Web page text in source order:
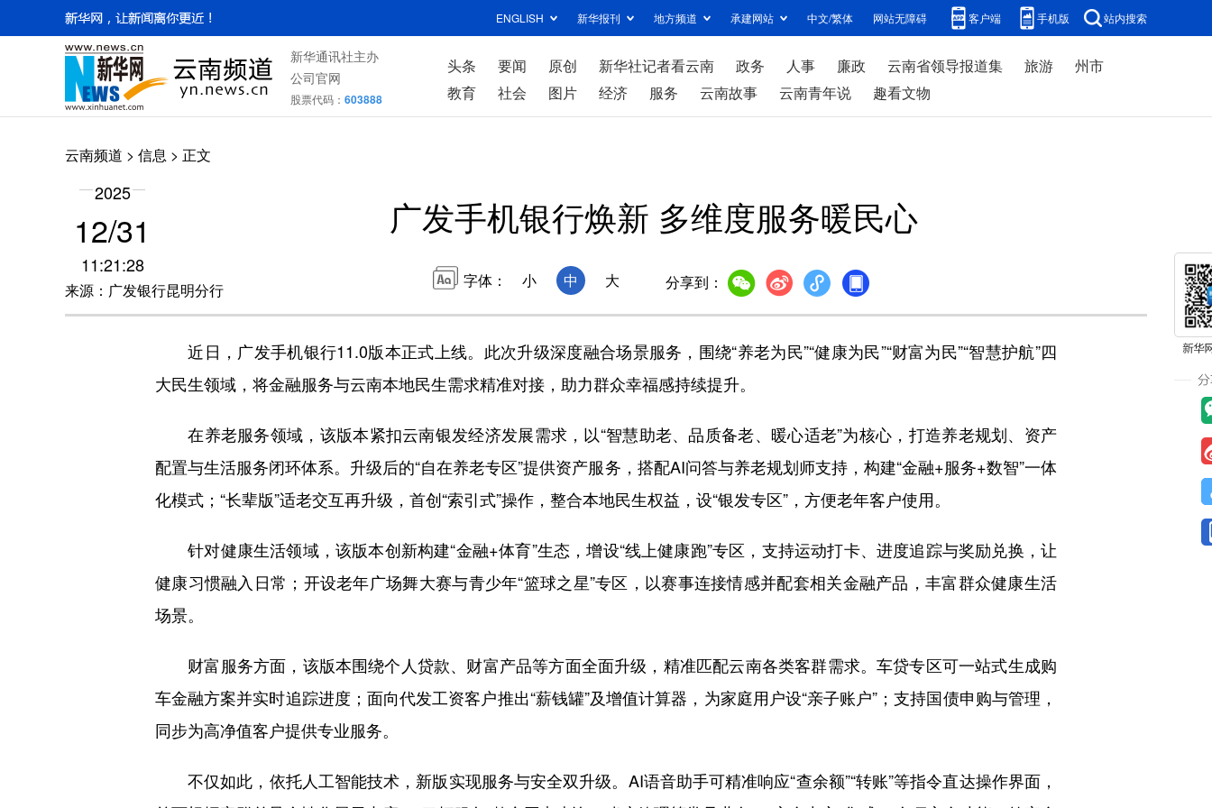
ENGLISH 新华报刊 地方频道 承建网站 中文/繁体 网站无障碍 客户端 手机版 站内搜索
新华通讯社主办
公司官网
股票代码： 603888
头条 要闻 原创 新华社记者看云南 政务 人事 廉政 云南省领导报道集 旅游
州市
教育
社会 图片 经济 服务 云南故事 云南青年说 趣看文物
云南频道 > 信息 > 正文
2025
12/31
11:21:28
来源：广发银行昆明分行
广发手机银行焕新 多维度服务暖民心
字体： 小 中 大 分享到：
近日，广发手机银行11.0版本正式上线。此次升级深度融合场景服务，围绕“养老为民”“健康为民”“财富为民”“智慧护航”四
大民生领域，将金融服务与云南本地民生需求精准对接，助力群众幸福感持续提升。
在养老服务领域，该版本紧扣云南银发经济发展需求，以“智慧助老、品质备老、暖心适老”为核心，打造养老规划、资产
配置与生活服务闭环体系。升级后的“自在养老专区”提供资产服务，搭配AI问答与养老规划师支持，构建“金融+服务+数智”一体
化模式；“长辈版”适老交互再升级，首创“索引式”操作，整合本地民生权益，设“银发专区”，方便老年客户使用。
针对健康生活领域，该版本创新构建“金融+体育”生态，增设“线上健康跑”专区，支持运动打卡、进度追踪与奖励兑换，让
健康习惯融入日常；开设老年广场舞大赛与青少年“篮球之星”专区，以赛事连接情感并配套相关金融产品，丰富群众健康生活
场景。
财富服务方面，该版本围绕个人贷款、财富产品等方面全面升级，精准匹配云南各类客群需求。车贷专区可一站式生成购
车金融方案并实时追踪进度；面向代发工资客户推出“薪钱罐”及增值计算器，为家庭用户设“亲子账户”；支持国债申购与管理，
同步为高净值客户提供专业服务。
不仅如此，依托人工智能技术，新版实现服务与安全双升级。AI语音助手可精准响应“查余额”“转账”等指令直达操作界面，